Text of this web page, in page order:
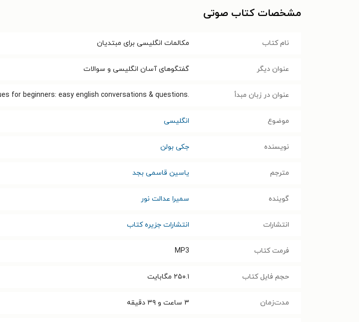
مشخصات کتاب صوتی
نام کتاب مکالمات انگلیسی برای مبتدیان
عنوان دیگر گفتگوهای آسان انگلیسی و سوالات
عنوان در زبان مبدأ for beginners: easy english conversations & questions.‎‬
موضوع انگلیسی
نویسنده جکی بولن
مترجم یاسین قاسمی بجد
گوینده سمیرا عدالت نور
انتشارات انتشارات جزیره کتاب
فرمت کتاب MP3
حجم فایل کتاب ۲۵۰.۱ مگابایت
مدت‌زمان ۳ ساعت و ۳۹ دقیقه